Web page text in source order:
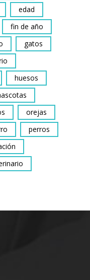
edad
fin de año
gatos
huesos
orejas
perros